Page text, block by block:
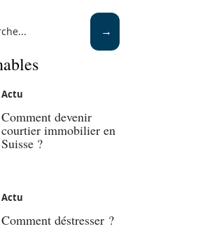
Actu
Comment devenir
courtier immobilier en
Suisse ?
Actu
Comment déstresser ?